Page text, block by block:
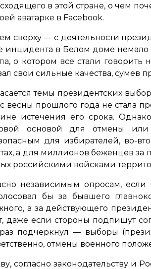
в этой стране, о чем
аватарке в Facebook.
сверху — с деятельности
инцидента в Белом доме немало
о котором все стали
свои сильные качества, сумев
темы президентских
весны прошлого года не стала
истечения его срока.
основой для отмены или
для избирателей, во-
а для миллионов беженцев за
российскими войсками
независимым опросам,
бы за бывшего
а за действующего
даже если стороны подпишут
подчеркнул — выборы
отмены военного
согласно законодательству и